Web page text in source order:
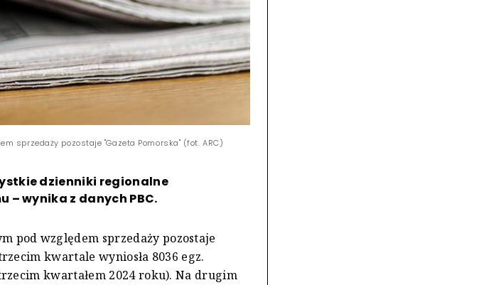
sprzedaży pozostaje "Gazeta Pomorska" (fot. ARC)
dzienniki regionalne
– wynika z danych PBC.
pod względem sprzedaży pozostaje
kwartale wyniosła 8036 egz.
kwartałem 2024 roku). Na drugim